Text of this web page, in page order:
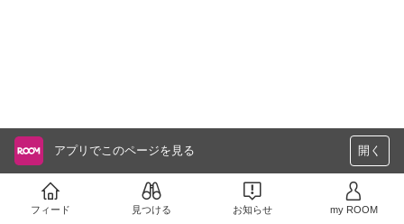
アプリでこのページを見る 開く
フィード 見つける お知らせ my ROOM